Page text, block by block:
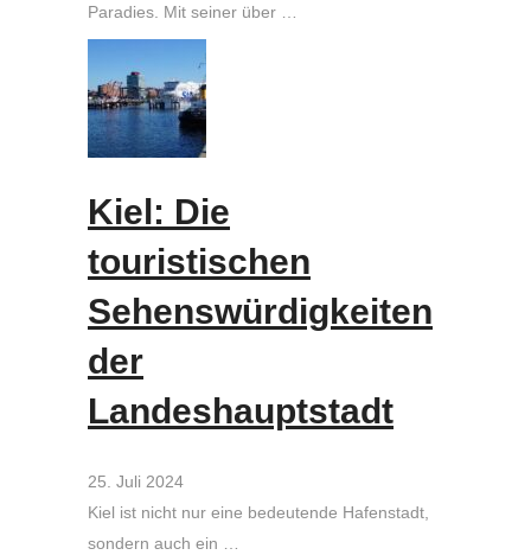
Paradies. Mit seiner über …
Kiel: Die
touristischen
Sehenswürdigkeiten
der
Landeshauptstadt
25. Juli 2024
Kiel ist nicht nur eine bedeutende Hafenstadt,
sondern auch ein …